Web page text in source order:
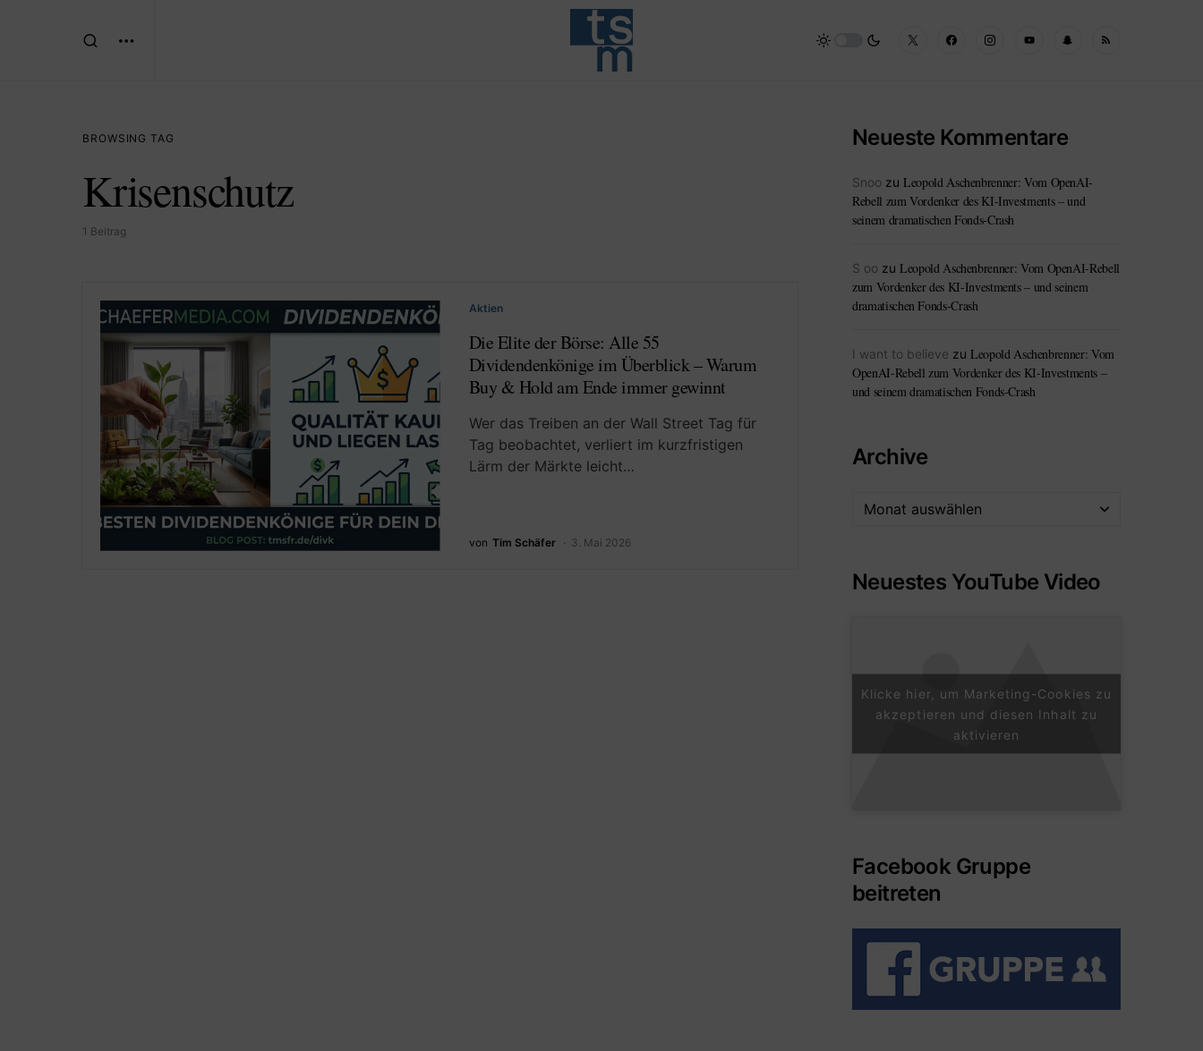
BROWSING TAG
Krisenschutz
1 Beitrag
Aktien
Die Elite der Börse: Alle 55
Dividendenkönige im Überblick – Warum
Buy & Hold am Ende immer gewinnt
Wer das Treiben an der Wall Street Tag für
Tag beobachtet, verliert im kurzfristigen
Lärm der Märkte leicht…
von Tim Schäfer 3. Mai 2026
Neueste Kommentare
Snoo zu Leopold Aschenbrenner: Vom OpenAI-
Rebell zum Vordenker des KI-Investments – und
seinem dramatischen Fonds-Crash
S oo zu Leopold Aschenbrenner: Vom OpenAI-Rebell
zum Vordenker des KI-Investments – und seinem
dramatischen Fonds-Crash
I want to believe zu Leopold Aschenbrenner: Vom
OpenAI-Rebell zum Vordenker des KI-Investments –
und seinem dramatischen Fonds-Crash
Archive
Neuestes YouTube Video
Klicke hier, um Marketing-Cookies zu
akzeptieren und diesen Inhalt zu
aktivieren
Facebook Gruppe
beitreten